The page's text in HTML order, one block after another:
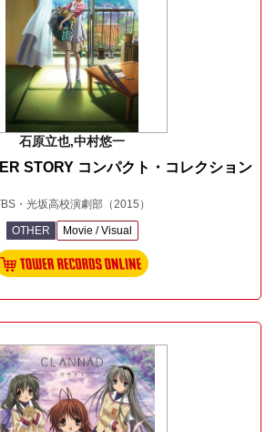
石原立也,中村悠一
STORY コンパクト・コレクション
・光坂高校演劇部（2015）
OTHER Movie / Visual